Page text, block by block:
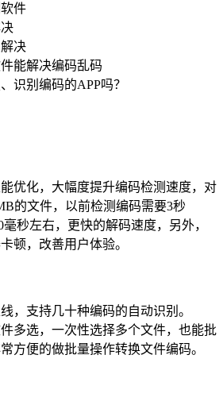
件
决
能解决编码乱码
识别编码的APP吗？
优化，大幅度提升编码检测速度，对
的文件，以前检测编码需要3秒
毫秒左右，更快的解码速度，另外，
顿，改善用户体验。
，支持几十种编码的自动识别。
多选，一次性选择多个文件，也能批
方便的做批量操作转换文件编码。